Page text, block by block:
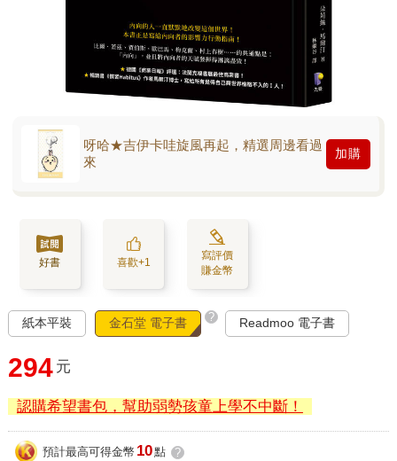
呀哈★吉伊卡哇旋風再起，精選周邊看過
來
加購
好書 喜歡+1
寫評價
賺金幣
紙本平裝 金石堂 電子書 ? Readmoo 電子書
294 元
認購希望書包，幫助弱勢孩童上學不中斷！
預計最高可得金幣 10點 ?